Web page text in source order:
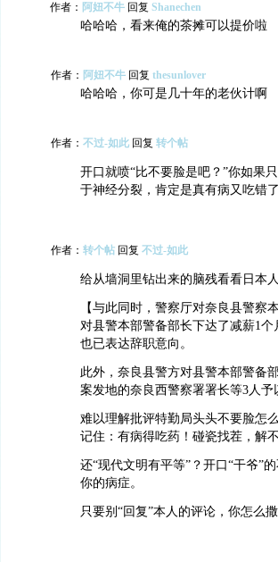
作者： 阿妞不牛 回复 Shanechen
哈哈哈，看来俺的茶摊可以提价啦
作者： 阿妞不牛 回复 thesunlover
哈哈哈，你可是几十年的老伙计啊
作者： 不过-如此 回复 转个帖
开口就喷“比不要脸是吧？”你如果
于神经分裂，肯定是真有病又吃错
作者： 转个帖 回复 不过-如此
给从墙洞里钻出来的脑残看看日本
【与此同时，警察厅对奈良县警察
对县警本部警备部长下达了减薪1
也已表达辞职意向。
此外，奈良县警方对县警本部警备
案发地的奈良西警察署署长等3人予
难以理解批评特勤局头头不要脸怎
记住：有病得吃药！碰瓷找茬，解
还“现代文明有平等”？开口“干爷”
你的病症。
只要别“回复”本人的评论，你怎么